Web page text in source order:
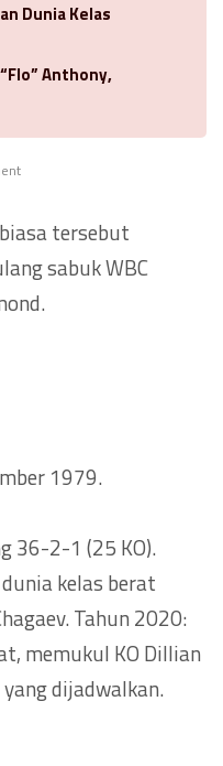
Dunia Kelas
Anthony,
tersebut
sabuk WBC
1979.
36-2-1 (25 KO).
kelas berat
Tahun 2020:
memukul KO Dillian
dijadwalkan.